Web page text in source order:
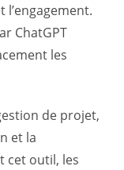
ChatGPT
les
de projet,
et la
cet outil, les